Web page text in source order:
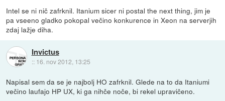
Intel se ni nič zafrknil. Itanium sicer ni postal the next thing, jim je
pa vseeno gladko pokopal večino konkurence in Xeon na serverjih
zdaj lažje diha.
Invictus
:: 16. nov 2012, 13:25
Napisal sem da se je najbolj HO zafrknil. Glede na to da Itaniumi
večino laufajo HP UX, ki ga nihče noče, bi rekel upravičeno.